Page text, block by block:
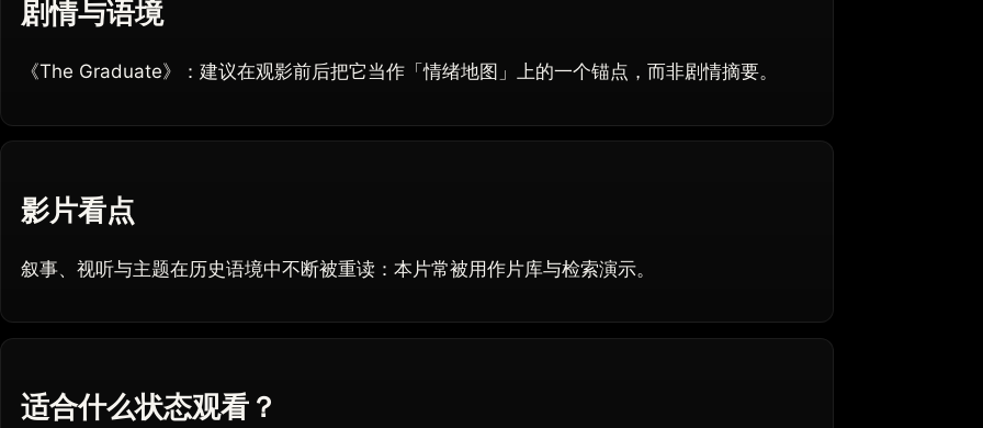
剧情与语境
《The Graduate》：建议在观影前后把它当作「情绪地图」上的一个锚点，而非剧情摘要。
影片看点
叙事、视听与主题在历史语境中不断被重读：本片常被用作片库与检索演示。
适合什么状态观看？